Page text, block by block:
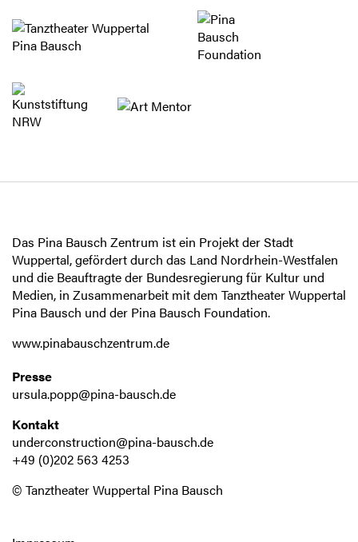
Das Pina Bausch Zentrum ist ein Projekt der Stadt
Wuppertal, gefördert durch das Land Nordrhein-Westfalen
und die Beauftragte der Bundesregierung für Kultur und
Medien, in Zusammenarbeit mit dem Tanztheater Wuppertal
Pina Bausch und der Pina Bausch Foundation.
www.pinabauschzentrum.de
Presse
ursula.popp@pina-bausch.de
Kontakt
underconstruction@pina-bausch.de
+49 (0)202 563 4253
© Tanztheater Wuppertal Pina Bausch